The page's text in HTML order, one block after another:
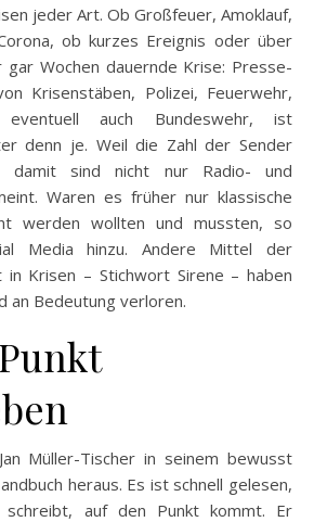
jeder Art. Ob Großfeuer, Amoklauf,
ob kurzes Ereignis oder über
Wochen dauernde Krise: Presse-
Krisenstäben, Polizei, Feuerwehr,
eventuell auch Bundeswehr, ist
denn je. Weil die Zahl der Sender
sind nicht nur Radio- und
Waren es früher nur klassische
werden wollten und mussten, so
Media hinzu. Andere Mittel der
in Krisen – Stichwort Sirene – haben
an Bedeutung verloren.
Müller-Tischer in seinem bewusst
heraus. Es ist schnell gelesen,
auf den Punkt kommt. Er